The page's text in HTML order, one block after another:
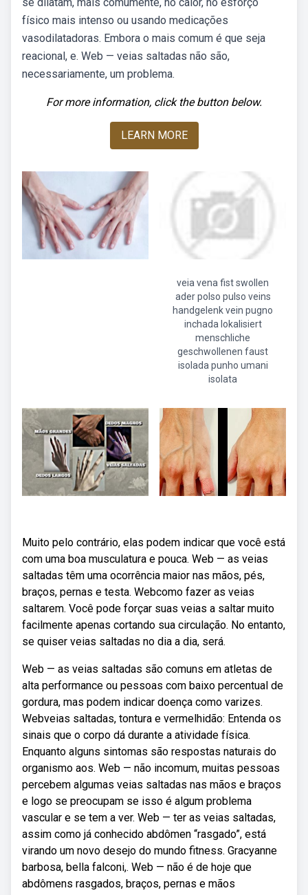
físico mais intenso ou usando medicações
vasodilatadoras. Embora o mais comum é que seja
reacional, e. Web — veias saltadas não são,
necessariamente, um problema.
For more information, click the button below.
LEARN MORE
veia vena fist swollen
ader polso pulso veins
handgelenk vein pugno
inchada lokalisiert
menschliche
geschwollenen faust
isolada punho umani
isolata
Muito pelo contrário, elas podem indicar que você está
com uma boa musculatura e pouca. Web — as veias
saltadas têm uma ocorrência maior nas mãos, pés,
braços, pernas e testa. Webcomo fazer as veias
saltarem. Você pode forçar suas veias a saltar muito
facilmente apenas cortando sua circulação. No entanto,
se quiser veias saltadas no dia a dia, será.
Web — as veias saltadas são comuns em atletas de
alta performance ou pessoas com baixo percentual de
gordura, mas podem indicar doença como varizes.
Webveias saltadas, tontura e vermelhidão: Entenda os
sinais que o corpo dá durante a atividade física.
Enquanto alguns sintomas são respostas naturais do
organismo aos. Web — não incomum, muitas pessoas
percebem algumas veias saltadas nas mãos e braços
e logo se preocupam se isso é algum problema
vascular e se tem a ver. Web — ter as veias saltadas,
assim como já conhecido abdômen “rasgado”, está
virando um novo desejo do mundo fitness. Gracyanne
barbosa, bella falconi,. Web — não é de hoje que
abdômens rasgados, braços, pernas e mãos